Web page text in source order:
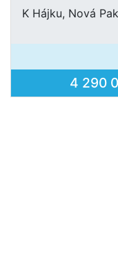
K Hájku, Nová
4 290